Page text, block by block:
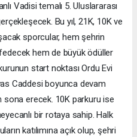
Vadisi temalı 5. Uluslararası
Bu yıl, 21K, 10K ve
sporcular, hem şehrin
hem de büyük ödüller
start noktası Ordu Evi
Caddesi boyunca devam
erecek. 10K parkuru ise
bir rotaya sahip. Halk
katılımına açık olup, şehri